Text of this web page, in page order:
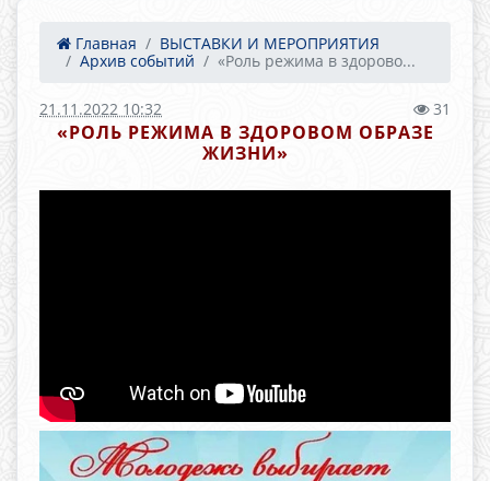
Главная
ВЫСТАВКИ И МЕРОПРИЯТИЯ
Архив событий
«Роль режима в здорово...
21.11.2022 10:32 31
«РОЛЬ РЕЖИМА В ЗДОРОВОМ ОБРАЗЕ
ЖИЗНИ»